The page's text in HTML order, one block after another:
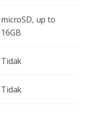
microSD, up to
16GB
Tidak
Tidak